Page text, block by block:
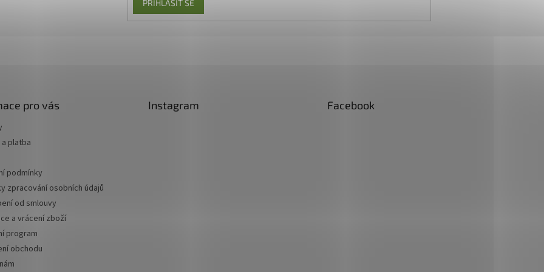
PŘIHLÁSIT SE
pro vás
platba
podmínky
zpracování osobních údajů
od smlouvy
a vrácení zboží
program
obchodu
Instagram Facebook